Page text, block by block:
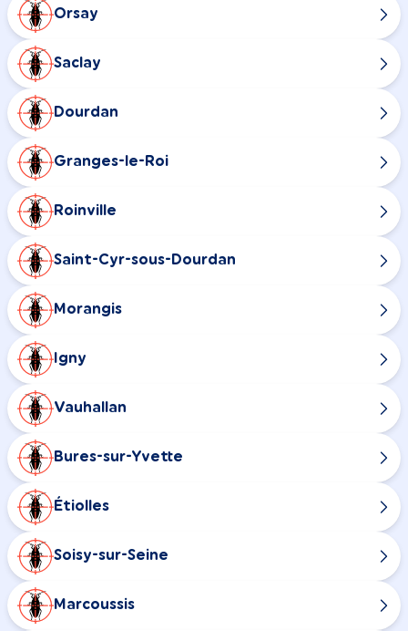
Orsay
Saclay
Dourdan
Granges-le-Roi
Roinville
Saint-Cyr-sous-Dourdan
Morangis
Igny
Vauhallan
Bures-sur-Yvette
Étiolles
Soisy-sur-Seine
Marcoussis